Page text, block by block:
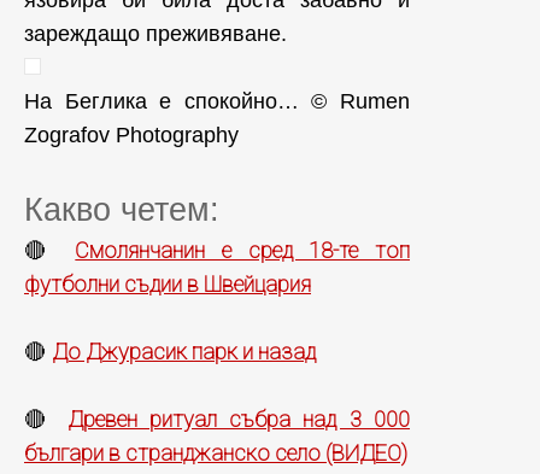
зареждащо преживяване.
На Беглика е спокойно… © Rumen
Zografov Photography
Какво четем:
🔴 Смолянчанин е сред 18-те топ
футболни съдии в Швейцария
🔴 До Джурасик парк и назад
🔴 Древен ритуал събра над 3 000
българи в странджанско село (ВИДЕО)